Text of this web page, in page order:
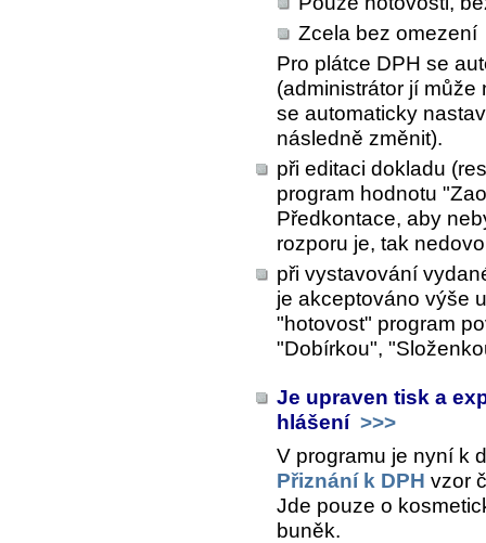
Zcela bez omezení
Pro plátce DPH se
(administrátor jí může
se automaticky
následně změnit).
při editaci dokladu
program hodnotu
Předkontace, aby
rozporu je, tak
při vystavování
je akceptováno výše
"hotovost" program
"Dobírkou",
Je upraven tisk a
hlášení >>>
V programu je nyní k
Přiznání k DPH vzor
Jde pouze o
buněk.